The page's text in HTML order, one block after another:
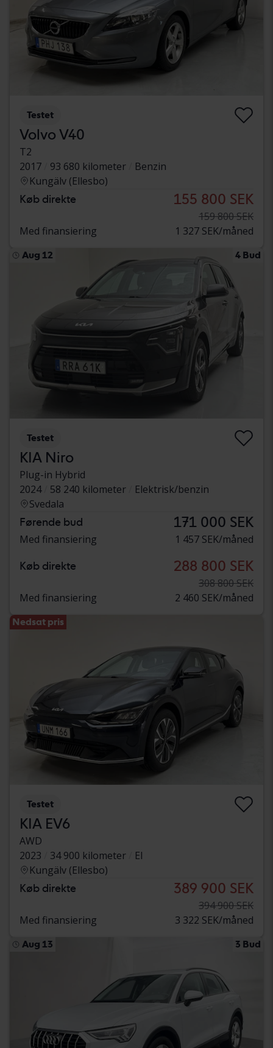
Testet
Volvo V40
T2
2017
93 680 kilometer
Benzin
Kungälv (Ellesbo)
Køb direkte 155 800 SEK
159 800 SEK
Med finansiering
1 327 SEK/måned
Aug 12 4 Bud
Testet
KIA Niro
Plug-in Hybrid
2024
58 240 kilometer
Elektrisk/benzin
Svedala
Førende bud 171 000 SEK
Med finansiering 1 457 SEK/måned
Køb direkte 288 800 SEK
308 800 SEK
Med finansiering
2 460 SEK/måned
Nedsat pris
Testet
KIA EV6
AWD
2023
34 900 kilometer
El
Kungälv (Ellesbo)
Køb direkte 389 900 SEK
394 900 SEK
Med finansiering
3 322 SEK/måned
Aug 13 3 Bud